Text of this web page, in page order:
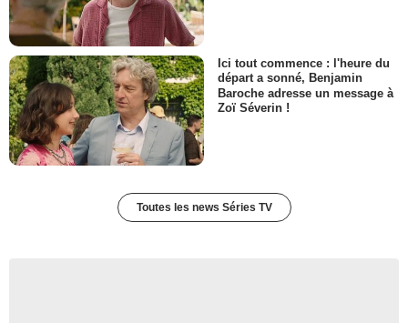
Ici tout commence : l'heure du
départ a sonné, Benjamin
Baroche adresse un message à
Zoï Séverin !
Toutes les news Séries TV